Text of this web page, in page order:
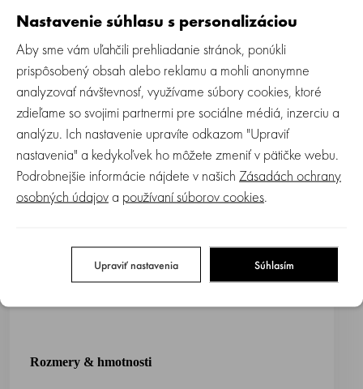
Bezpečnostný systém ramenných popruhov možno
rýchlo a bezpečne ovládať vďaka vzpriamenej polohe a
uľahčuje nastupovanie a vystupovanie dieťaťa. Vďaka
integrovanej ventilácii si vaše dieťa užije maximálnu
pohodu počas celého roka a v lete ocení príjemnú
ventiláciu zabraňujúcu poteniu. Výhodou je extra
vysoká poloha sedenia vo výške stola s integrovaným
letným sedátkom a s inovatívnym 5-bodovým
smere k rodičovi alebo do smeru objavovania sveta.
Predné madlo je bezpečnostnou zábranou a je možné
Rozmery & hmotnosti
Nastavenie súhlasu s personalizáciou
Aby sme vám uľahčili prehliadanie stránok, ponúkli
prispôsobený obsah alebo reklamu a mohli anonymne
analyzovať návštevnosť, využívame súbory cookies, ktoré
zdieľame so svojimi partnermi pre sociálne médiá, inzerciu a
analýzu. Ich nastavenie upravíte odkazom "Upraviť
nastavenia" a kedykoľvek ho môžete zmeniť v pätičke webu.
Podrobnejšie informácie nájdete v našich Zásadách ochrany
osobných údajova používaní súborov cookies.
Upraviť nastavenia Súhlasím